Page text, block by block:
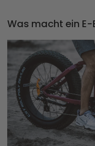
Was macht ein E-